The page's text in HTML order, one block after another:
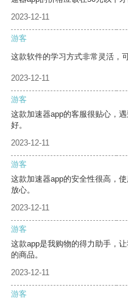
2023-12-11
游客
这款软件的学习方式非常灵活，
2023-12-11
游客
这款加速器app的客服很贴心，
好。
2023-12-11
游客
这款加速器app的安全性很高，
放心。
2023-12-11
游客
这款app是我购物的得力助手，
的商品。
2023-12-11
游客